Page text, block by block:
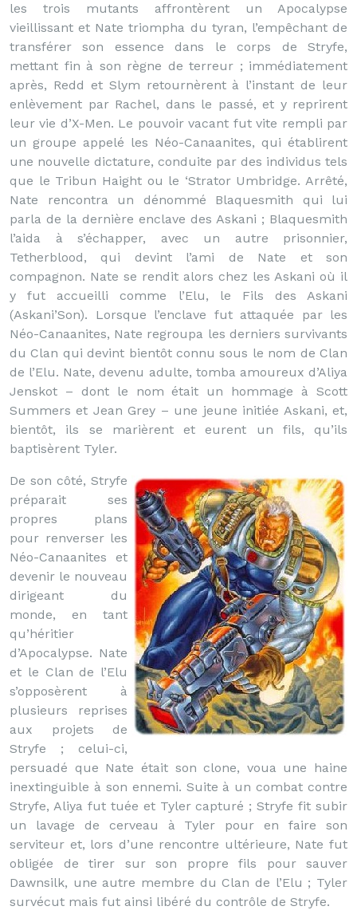
les trois mutants affrontèrent un Apocalypse
vieillissant et Nate triompha du tyran, l’empêchant de
transférer son essence dans le corps de Stryfe,
mettant fin à son règne de terreur ; immédiatement
après, Redd et Slym retournèrent à l’instant de leur
enlèvement par Rachel, dans le passé, et y reprirent
leur vie d’X-Men. Le pouvoir vacant fut vite rempli par
un groupe appelé les Néo-Canaanites, qui établirent
une nouvelle dictature, conduite par des individus tels
que le Tribun Haight ou le ‘Strator Umbridge. Arrêté,
Nate rencontra un dénommé Blaquesmith qui lui
parla de la dernière enclave des Askani ; Blaquesmith
l’aida à s’échapper, avec un autre prisonnier,
Tetherblood, qui devint l’ami de Nate et son
compagnon. Nate se rendit alors chez les Askani où il
y fut accueilli comme l’Elu, le Fils des Askani
(Askani’Son). Lorsque l’enclave fut attaquée par les
Néo-Canaanites, Nate regroupa les derniers survivants
du Clan qui devint bientôt connu sous le nom de Clan
de l’Elu. Nate, devenu adulte, tomba amoureux d’Aliya
Jenskot – dont le nom était un hommage à Scott
Summers et Jean Grey – une jeune initiée Askani, et,
bientôt, ils se marièrent et eurent un fils, qu’ils
baptisèrent Tyler.
De son côté, Stryfe
préparait ses
propres plans
pour renverser les
Néo-Canaanites et
devenir le nouveau
dirigeant du
monde, en tant
qu’héritier
d’Apocalypse. Nate
et le Clan de l’Elu
s’opposèrent à
plusieurs reprises
aux projets de
Stryfe ; celui-ci,
persuadé que Nate était son clone, voua une haine
inextinguible à son ennemi. Suite à un combat contre
Stryfe, Aliya fut tuée et Tyler capturé ; Stryfe fit subir
un lavage de cerveau à Tyler pour en faire son
serviteur et, lors d’une rencontre ultérieure, Nate fut
obligée de tirer sur son propre fils pour sauver
Dawnsilk, une autre membre du Clan de l’Elu ; Tyler
survécut mais fut ainsi libéré du contrôle de Stryfe.